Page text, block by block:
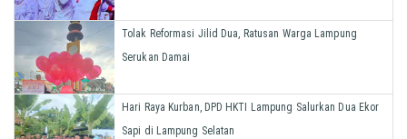
Tolak Reformasi Jilid Dua, Ratusan Warga Lampung
Serukan Damai
Hari Raya Kurban, DPD HKTI Lampung Salurkan Dua Ekor
Sapi di Lampung Selatan